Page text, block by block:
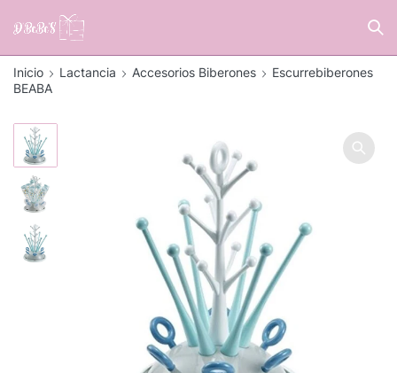
Inicio Lactancia Accesorios Biberones
Escurrebiberones
BEABA